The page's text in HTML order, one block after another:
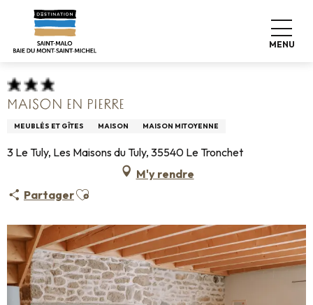
contenu
MENU
Accueil Pro & Presse
Hébergements Infos +
Meublés de tourisme
MAISON EN PIERRE
MEUBLÉS ET GÎTES MAISON MAISON MITOYENNE
3 Le Tuly, Les Maisons du Tuly, 35540 Le Tronchet
M'y rendre
PartagerAjouter aux favoris